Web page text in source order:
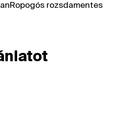
rozsdamentes